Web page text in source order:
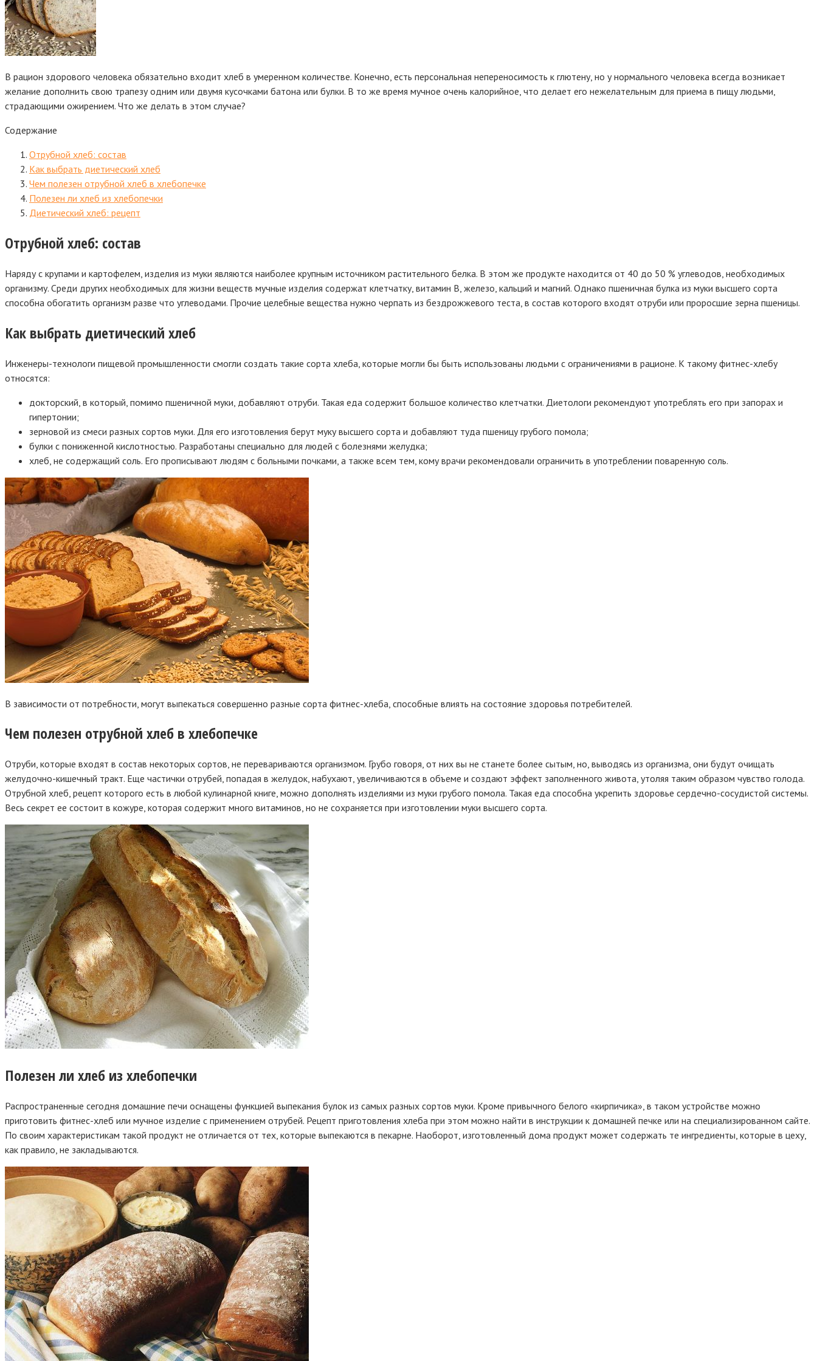
В рацион здорового человека обязательно входит хлеб в умеренном количестве. Конечно, есть персональная непереносимость к глютену, но у нормального человека всегда возникает
желание дополнить свою трапезу одним или двумя кусочками батона или булки. В то же время мучное очень калорийное, что делает его нежелательным для приема в пищу людьми,
страдающими ожирением. Что же делать в этом случае?
Содержание
Отрубной хлеб: состав
Как выбрать диетический хлеб
Чем полезен отрубной хлеб в хлебопечке
Полезен ли хлеб из хлебопечки
Диетический хлеб: рецепт
Отрубной хлеб: состав
Наряду с крупами и картофелем, изделия из муки являются наиболее крупным источником растительного белка. В этом же продукте находится от 40 до 50 % углеводов, необходимых
организму. Среди других необходимых для жизни веществ мучные изделия содержат клетчатку, витамин В, железо, кальций и магний. Однако пшеничная булка из муки высшего сорта
способна обогатить организм разве что углеводами. Прочие целебные вещества нужно черпать из бездрожжевого теста, в состав которого входят отруби или проросшие зерна пшеницы.
Как выбрать диетический хлеб
Инженеры-технологи пищевой промышленности смогли создать такие сорта хлеба, которые могли бы быть использованы людьми с ограничениями в рационе. К такому фитнес-хлебу
относятся:
докторский, в который, помимо пшеничной муки, добавляют отруби. Такая еда содержит большое количество клетчатки. Диетологи рекомендуют употреблять его при запорах и
гипертонии;
зерновой из смеси разных сортов муки. Для его изготовления берут муку высшего сорта и добавляют туда пшеницу грубого помола;
булки с пониженной кислотностью. Разработаны специально для людей с болезнями желудка;
хлеб, не содержащий соль. Его прописывают людям с больными почками, а также всем тем, кому врачи рекомендовали ограничить в употреблении поваренную соль.
В зависимости от потребности, могут выпекаться совершенно разные сорта фитнес-хлеба, способные влиять на состояние здоровья потребителей.
Чем полезен отрубной хлеб в хлебопечке
Отруби, которые входят в состав некоторых сортов, не перевариваются организмом. Грубо говоря, от них вы не станете более сытым, но, выводясь из организма, они будут очищать
желудочно-кишечный тракт. Еще частички отрубей, попадая в желудок, набухают, увеличиваются в объеме и создают эффект заполненного живота, утоляя таким образом чувство голода.
Отрубной хлеб, рецепт которого есть в любой кулинарной книге, можно дополнять изделиями из муки грубого помола. Такая еда способна укрепить здоровье сердечно-сосудистой системы.
Весь секрет ее состоит в кожуре, которая содержит много витаминов, но не сохраняется при изготовлении муки высшего сорта.
Полезен ли хлеб из хлебопечки
Распространенные сегодня домашние печи оснащены функцией выпекания булок из самых разных сортов муки. Кроме привычного белого «кирпичика», в таком устройстве можно
приготовить фитнес-хлеб или мучное изделие с применением отрубей. Рецепт приготовления хлеба при этом можно найти в инструкции к домашней печке или на специализированном сайте.
По своим характеристикам такой продукт не отличается от тех, которые выпекаются в пекарне. Наоборот, изготовленный дома продукт может содержать те ингредиенты, которые в цеху,
как правило, не закладываются.